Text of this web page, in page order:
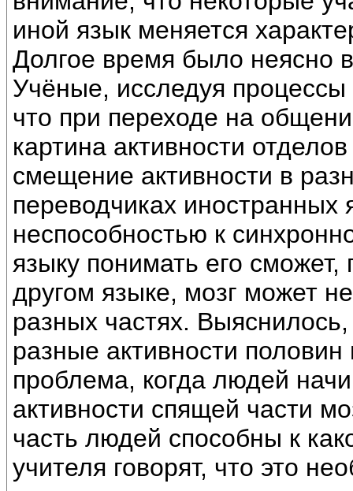
иной язык меняется
Долгое время было неясно
Учёные, исследуя
что при переходе на
картина активности
смещение активности в
переводчиках иностранных
неспособностью к
языку понимать его
другом языке, мозг может
разных частях.
разные активности
проблема, когда людей
активности спящей части
часть людей способны к
учителя говорят, что это